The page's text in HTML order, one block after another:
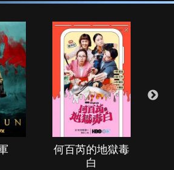
何百芮的地獄毒
白